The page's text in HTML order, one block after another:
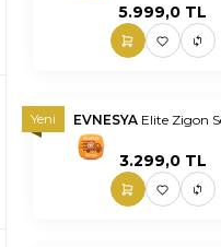
5.999,0 TL
Yeni
EVNESYA Elite Zigon
3.299,0TL